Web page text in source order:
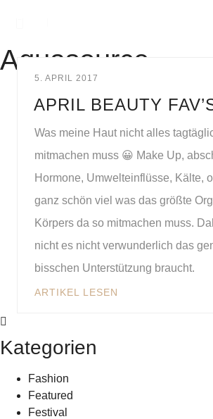
Aquasource
5. APRIL 2017
APRIL BEAUTY
Was meine Haut nicht alles
mitmachen muss 😀 Make Up,
Hormone, Umwelteinflüsse, Kälte,
ganz schön viel was das größte
Körpers da so mitmachen muss.
nicht es nicht verwunderlich das
bisschen Unterstützung braucht.
ARTIKEL LESEN
Kategorien
Fashion
Featured
Festival